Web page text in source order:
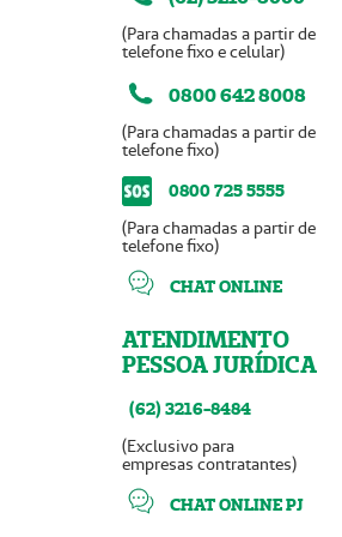
(Para chamadas a partir de
telefone fixo e celular)
0800 642 8008
(Para chamadas a partir de
telefone fixo)
0800 725 5555
(Para chamadas a partir de
telefone fixo)
CHAT ONLINE
ATENDIMENTO
PESSOA JURÍDICA
(62) 3216-8484
(Exclusivo para
empresas contratantes)
CHAT ONLINE PJ